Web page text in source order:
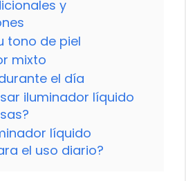
y
tono de piel
mixto
el día
iluminador líquido
líquido
el uso diario?